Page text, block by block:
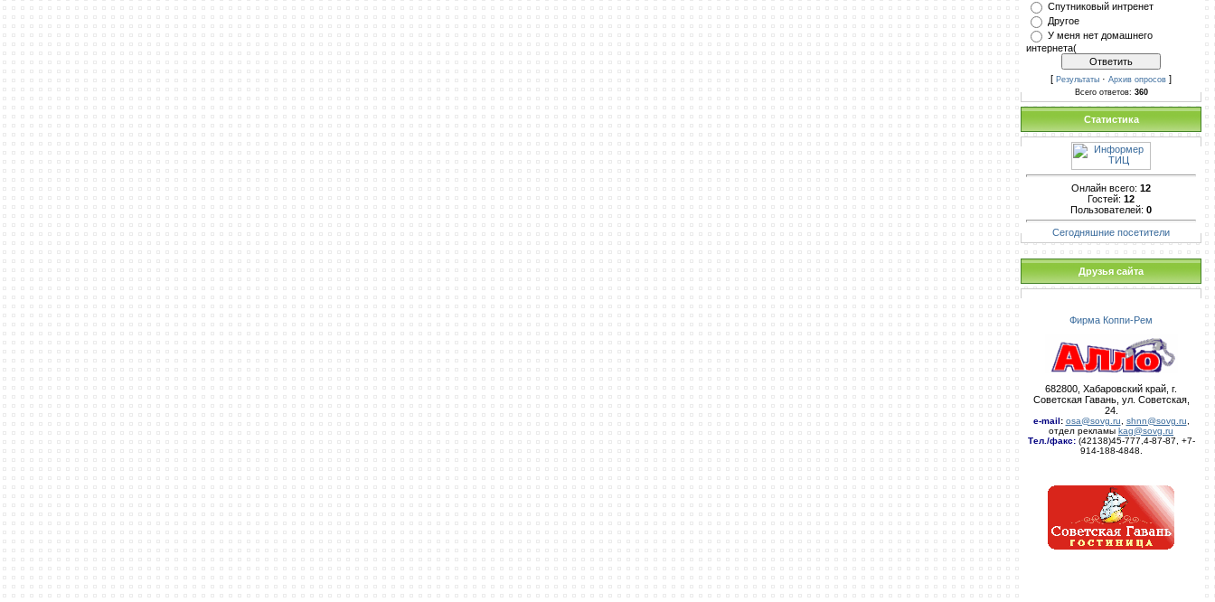
Спутниковый интренет
Другое
У меня нет домашнего
интернета(
[ Результаты · Архив опросов ]
Всего ответов: 360
Статистика
Онлайн всего: 12
Гостей: 12
Пользователей: 0
Сегодняшние посетители
Друзья сайта
Фирма Коппи-Рем
682800, Хабаровский край, г.
Советская Гавань, ул. Советская,
24.
e-mail: osa@sovg.ru shnn@sovg.ru
отдел рекламы kag@sovg.ru
Тел./факс:(42138)45-777,4-87-87, +7-
914-188-4848.